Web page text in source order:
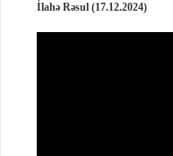
İlahə Rəsul (17.12.2024)